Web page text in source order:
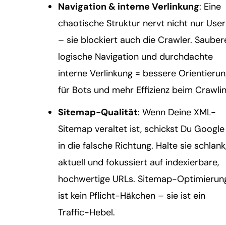
Navigation & interne Verlinkung: Eine
chaotische Struktur nervt nicht nur User
– sie blockiert auch die Crawler.
logische Navigation und durchdachte
interne Verlinkung = bessere
für Bots und mehr Effizienz beim
Sitemap-Qualität: Wenn Deine XML-
Sitemap veraltet ist, schickst Du Google
in die falsche Richtung. Halte sie
aktuell und fokussiert auf indexierbare,
hochwertige URLs. Sitemap-
ist kein Pflicht-Häkchen – sie ist ein
Traffic-Hebel.